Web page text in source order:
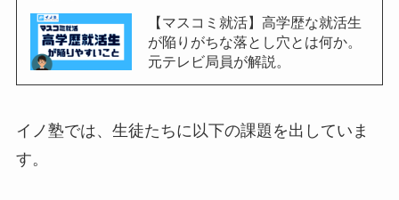
【マスコミ就活】高学歴な就活生
が陥りがちな落とし穴とは何か。
元テレビ局員が解説。
イノ塾では、生徒たちに以下の課題を出していま
す。